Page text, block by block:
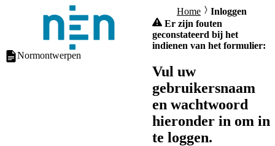
Normontwerpen
Home
Inloggen
Er zijn fouten
geconstateerd bij het
indienen van het formulier:
Vul uw
gebruikersnaam
en wachtwoord
hieronder in om in
te loggen.